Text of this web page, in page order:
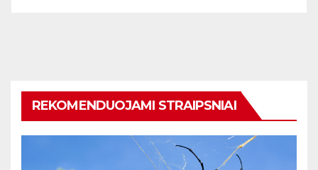
REKOMENDUOJAMI STRAIPSNIAI